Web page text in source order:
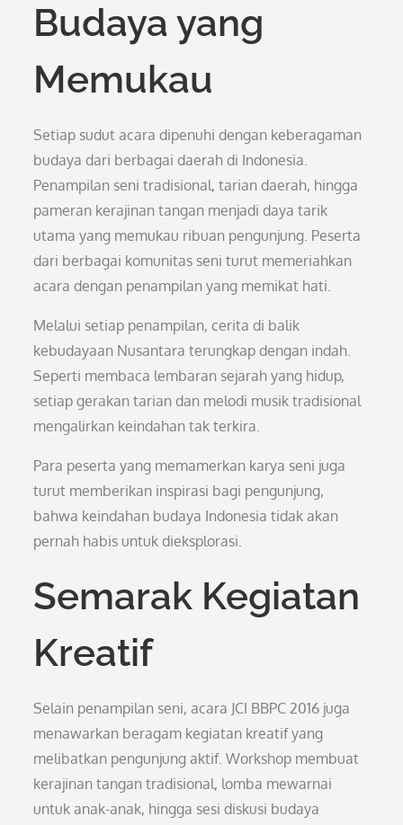
Budaya yang
Memukau
Setiap sudut acara dipenuhi dengan keberagaman
budaya dari berbagai daerah di Indonesia.
Penampilan seni tradisional, tarian daerah, hingga
pameran kerajinan tangan menjadi daya tarik
utama yang memukau ribuan pengunjung. Peserta
dari berbagai komunitas seni turut memeriahkan
acara dengan penampilan yang memikat hati.
Melalui setiap penampilan, cerita di balik
kebudayaan Nusantara terungkap dengan indah.
Seperti membaca lembaran sejarah yang hidup,
setiap gerakan tarian dan melodi musik tradisional
mengalirkan keindahan tak terkira.
Para peserta yang memamerkan karya seni juga
turut memberikan inspirasi bagi pengunjung,
bahwa keindahan budaya Indonesia tidak akan
pernah habis untuk dieksplorasi.
Semarak Kegiatan
Kreatif
Selain penampilan seni, acara JCI BBPC 2016 juga
menawarkan beragam kegiatan kreatif yang
melibatkan pengunjung aktif. Workshop membuat
kerajinan tangan tradisional, lomba mewarnai
untuk anak-anak, hingga sesi diskusi budaya